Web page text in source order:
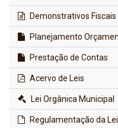
Demonstrativos Fiscais
Planejamento
Prestação de Contas
Acervo de Leis
Lei Orgânica Municipal
Regulamentação da